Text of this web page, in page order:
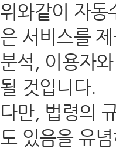
위와같이 자동
은 서비스를
분석, 이용자
될 것입니다.
다만, 법령의
도 있음을 유